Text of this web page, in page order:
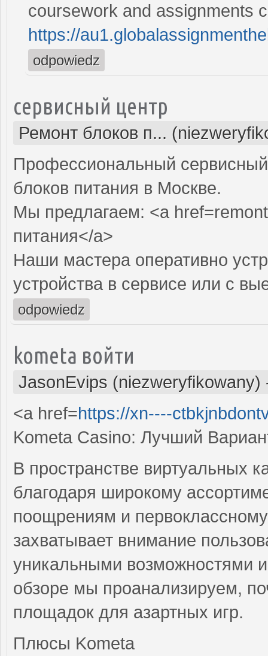
coursework and assignments
https://
odpowiedz
сервисный центр
Ремонт блоков п...
Профессиональный
блоков питания в Москве.
Мы предлагаем: <a
питания</a>
Наши мастера оперативно
устройства в сервисе или с
odpowiedz
kometa войти
JasonEvips (niezweryfikowany)
<a href=https://xn----
Kometa Casino: Лучший
В пространстве виртуальных
благодаря широкому
поощрениям и
захватывает внимание
уникальными возможностями
обзоре мы проанализируем,
площадок для азартных игр.
Плюсы Kometa